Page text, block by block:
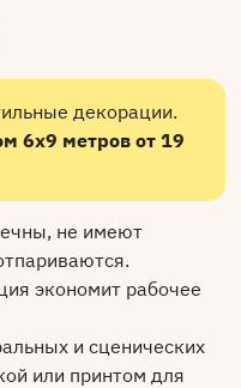
декорации.
6х9 метров от 19
не имеют
экономит рабочее
и сценических
или принтом для